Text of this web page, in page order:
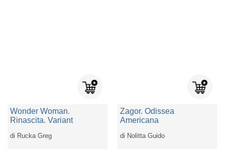
Wonder Woman.
Rinascita. Variant
di Rucka Greg
Zagor. Odissea
Americana
di Nolitta Guido